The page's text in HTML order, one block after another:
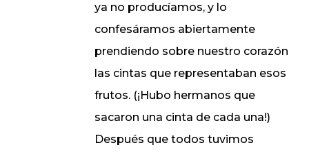
ya no producíamos, y lo
confesáramos abiertamente
prendiendo sobre nuestro corazón
las cintas que representaban esos
frutos. (¡Hubo hermanos que
sacaron una cinta de cada una!)
Después que todos tuvimos